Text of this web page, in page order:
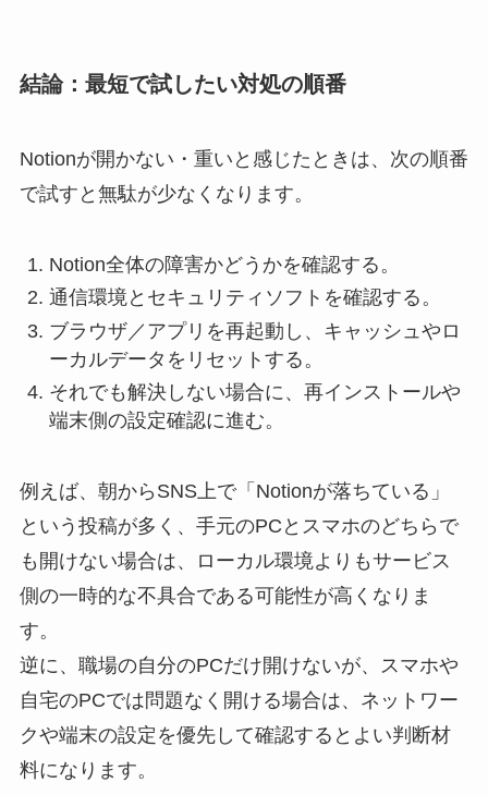
結論：最短で試したい対処の順番
Notionが開かない・重いと感じたときは、次の順番
で試すと無駄が少なくなります。
Notion全体の障害かどうかを確認する。
通信環境とセキュリティソフトを確認する。
ブラウザ／アプリを再起動し、キャッシュやロ
ーカルデータをリセットする。
それでも解決しない場合に、再インストールや
端末側の設定確認に進む。
例えば、朝からSNS上で「Notionが落ちている」
という投稿が多く、手元のPCとスマホのどちらで
も開けない場合は、ローカル環境よりもサービス
側の一時的な不具合である可能性が高くなりま
す。
逆に、職場の自分のPCだけ開けないが、スマホや
自宅のPCでは問題なく開ける場合は、ネットワー
クや端末の設定を優先して確認するとよい判断材
料になります。